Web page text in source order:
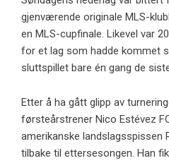
gjenværende originale MLS-
en MLS-cupfinale. Likevel var
for et lag som hadde kommet
sluttspillet bare én gang de
Etter å ha gått glipp av
førsteårstrener Nico Estévez
amerikanske landslagsspissen
tilbake til ettersesongen. Han